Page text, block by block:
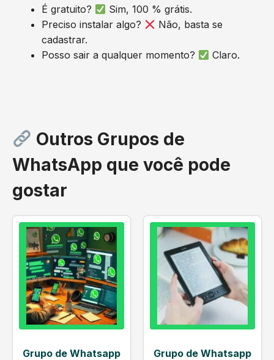
É gratuito?
Sim, 100 % grátis.
Preciso instalar algo?
Não, basta se
cadastrar.
Posso sair a qualquer momento?
Claro.
Outros Grupos de
WhatsApp que você pode
gostar
Grupo de Whatsapp
Grupo de Whatsapp